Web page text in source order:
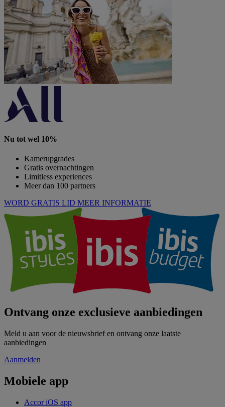
Nu tot wel 10%
Kamerupgrades
Gratis overnachtingen
Limitless experiences
Meer dan 100 partners
WORD GRATIS LID MEER INFORMATIE
Ontvang onze exclusieve aanbiedingen
Meld u aan voor de nieuwsbrief en ontvang onze laatste
aanbiedingen
Aanmelden
Mobiele app
Accor iOS app